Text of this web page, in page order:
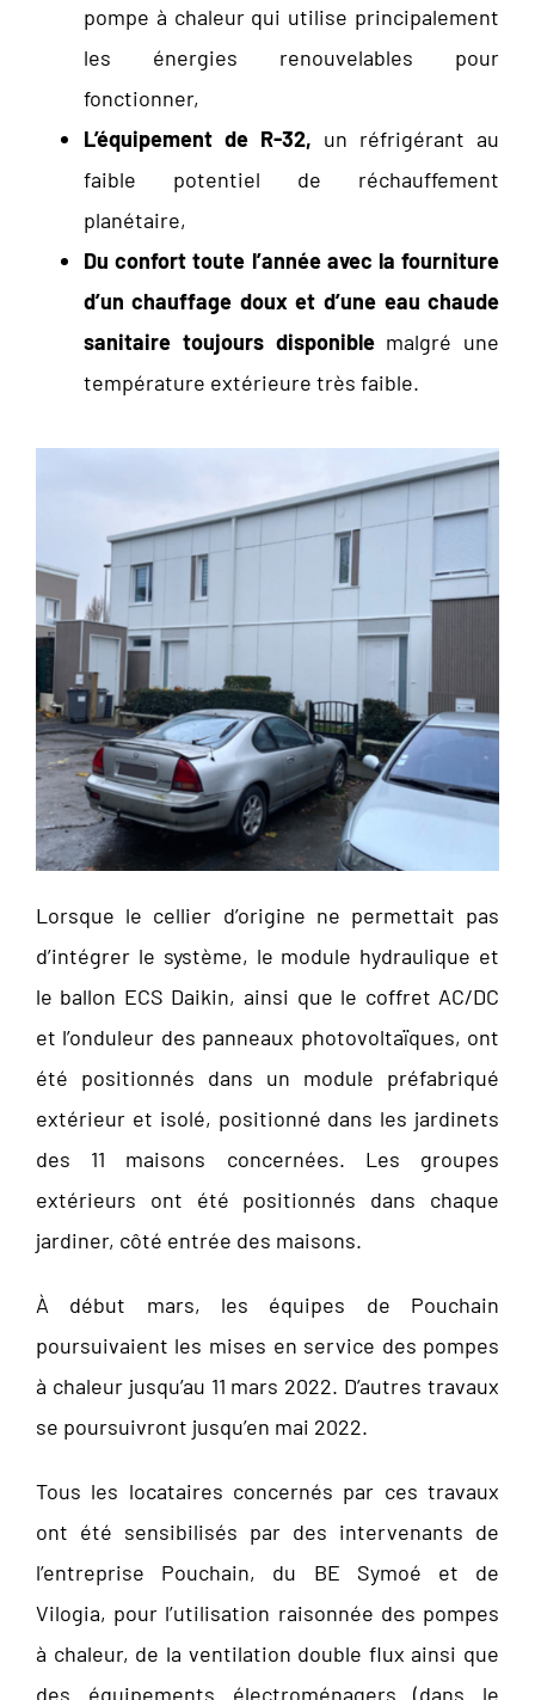
pompe à chaleur qui utilise principalement
les énergies renouvelables pour
fonctionner,
L’équipement de R-32, un réfrigérant au
faible potentiel de réchauffement
planétaire,
Du confort toute l’année avec la fourniture
d’un chauffage doux et d’une eau chaude
sanitaire toujours disponiblemalgré une
température extérieure très faible.
Lorsque le cellier d’origine ne permettait pas
d’intégrer le système, le module hydraulique et
le ballon ECS Daikin, ainsi que le coffret AC/DC
et l’onduleur des panneaux photovoltaïques, ont
été positionnés dans un module préfabriqué
extérieur et isolé, positionné dans les jardinets
des 11 maisons concernées. Les groupes
extérieurs ont été positionnés dans chaque
jardiner, côté entrée des maisons.
À début mars, les équipes de Pouchain
poursuivaient les mises en service des pompes
à chaleur jusqu’au 11 mars 2022. D’autres travaux
se poursuivront jusqu’en mai 2022.
Tous les locataires concernés par ces travaux
ont été sensibilisés par des intervenants de
l’entreprise Pouchain, du BE Symoé et de
Vilogia, pour l’utilisation raisonnée des pompes
à chaleur, de la ventilation double flux ainsi que
des équipements électroménagers (dans le